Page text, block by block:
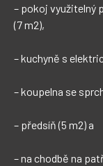
– pokoj využitelný
(7 m2),
– kuchyně s
– koupelna se
– předsíň (5 m2) a
– na chodbě na